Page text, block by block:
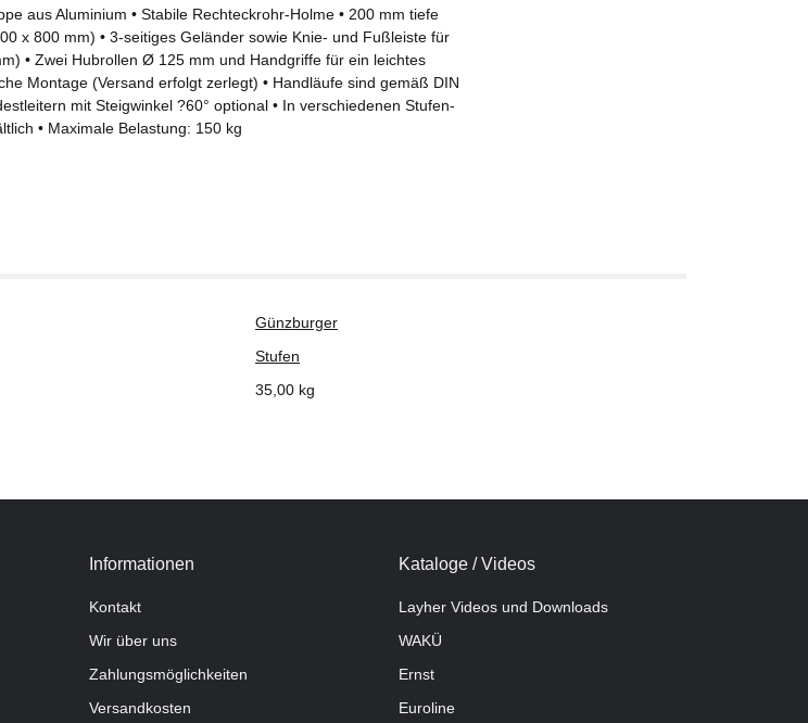
aus Aluminium • Stabile Rechteckrohr-Holme • 200 mm tiefe
x 800 mm) • 3-seitiges Geländer sowie Knie- und Fußleiste für
• Zwei Hubrollen Ø 125 mm und Handgriffe für ein leichtes
Montage (Versand erfolgt zerlegt) • Handläufe sind gemäß DIN
mit Steigwinkel ?60° optional • In verschiedenen Stufen-
• Maximale Belastung: 150 kg
Günzburger
Stufen
35,00 kg
Informationen
Kontakt
Wir über uns
Zahlungsmöglichkeiten
Versandkosten
Kataloge / Videos
Layher Videos und Downloads
WAKÜ
Ernst
Euroline